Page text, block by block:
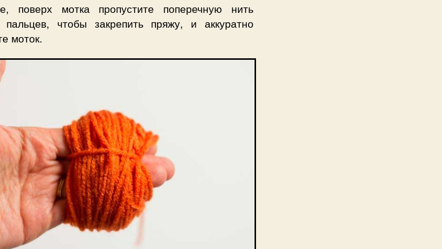
поверх мотка пропустите поперечную нить
чтобы закрепить пряжу, и аккуратно
моток.